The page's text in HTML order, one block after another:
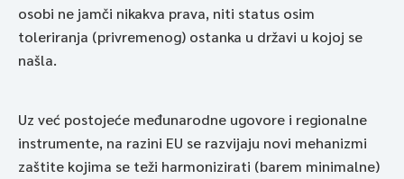
osobi ne jamči nikakva prava, niti status osim
toleriranja (privremenog) ostanka u državi u kojoj se
našla.
Uz već postojeće međunarodne ugovore i regionalne
instrumente, na razini EU se razvijaju novi mehanizmi
zaštite kojima se teži harmonizirati (barem minimalne)